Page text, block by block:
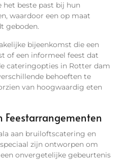
beste past bij hun
waardoor een op maat
geboden.
bijeenkomst die een
of een informeel feest dat
cateringopties in Rotter dam
behoeften te
van hoogwaardig eten
Feestarrangementen
aan bruiloftscatering en
zijn ontworpen om
onvergetelijke gebeurtenis